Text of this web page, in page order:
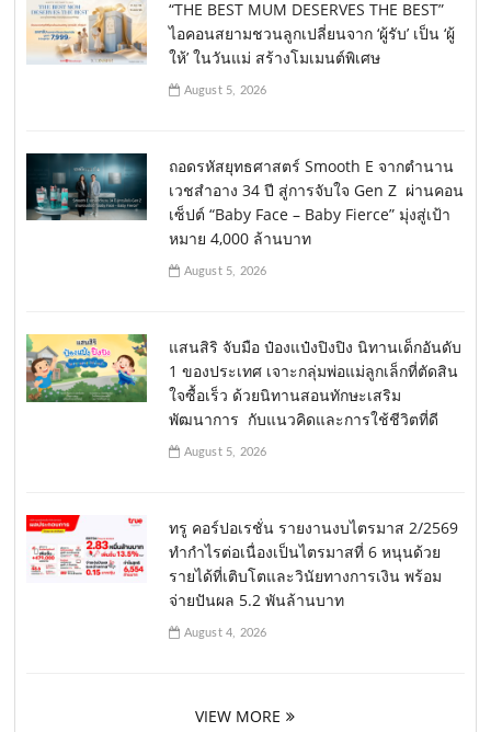
“THE BEST MUM DESERVES THE BEST”
ไอคอนสยามชวนลูกเปลี่ยนจาก ‘ผู้รับ’ เป็น ‘ผู้
ให้’ ในวันแม่ สร้างโมเมนต์พิเศษ
August 5, 2026
ถอดรหัสยุทธศาสตร์ Smooth E จากตำนาน
เวชสำอาง 34 ปี สู่การจับใจ Gen Z ผ่านคอน
เซ็ปต์ “Baby Face – Baby Fierce” มุ่งสู่เป้า
หมาย 4,000 ล้านบาท
August 5, 2026
แสนสิริ จับมือ ป๋องแป๋งปิงปิง นิทานเด็กอันดับ
1 ของประเทศ เจาะกลุ่มพ่อแม่ลูกเล็กที่ตัดสิน
ใจซื้อเร็ว ด้วยนิทานสอนทักษะเสริม
พัฒนาการ กับแนวคิดและการใช้ชีวิตที่ดี
August 5, 2026
ทรู คอร์ปอเรชั่น รายงานงบไตรมาส 2/2569
ทำกำไรต่อเนื่องเป็นไตรมาสที่ 6 หนุนด้วย
รายได้ที่เติบโตและวินัยทางการเงิน พร้อม
จ่ายปันผล 5.2 พันล้านบาท
August 4, 2026
VIEW MORE